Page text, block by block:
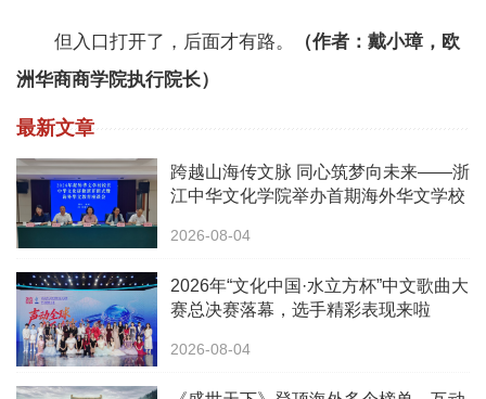
但入口打开了，后面才有路。
（作者：戴小璋，欧
洲华商商学院执行院长）
最新文章
跨越山海传文脉 同心筑梦向未来——浙
江中华文化学院举办首期海外华文学校
2026-08-04
2026年“文化中国·水立方杯”中文歌曲大
赛总决赛落幕，选手精彩表现来啦
2026-08-04